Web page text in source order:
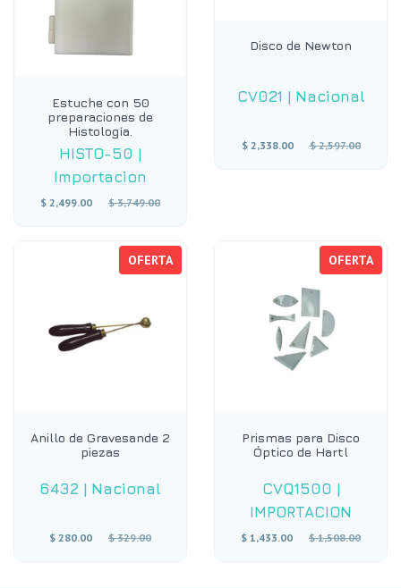
Estuche con 50
preparaciones de
Histología.
HISTO-50 |
Importacion
$ 2,499.00
Precio
$ 3,749.00
Disco de Newton
CV021 | Nacional
$ 2,338.00
Precio
$ 2,597.00
OFERTA
Anillo de Gravesande 2
piezas
6432 | Nacional
$ 280.00
Precio
$ 329.00
OFERTA
Prismas para Disco
Óptico de Hartl
CVQ1500 |
IMPORTACION
$ 1,433.00
Precio
$ 1,508.00